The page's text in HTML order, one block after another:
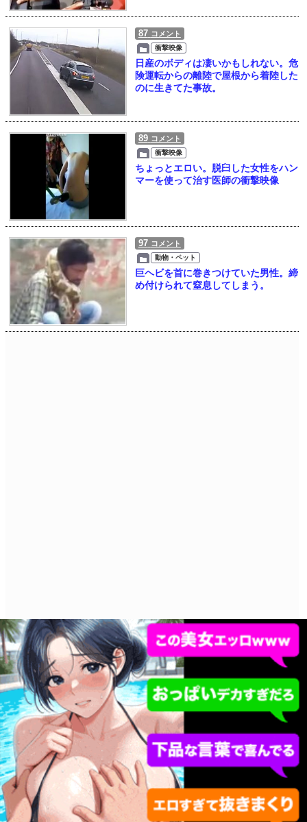
87 コメント
衝撃映像
日産のボディは凄いかもしれない。危
険運転からの離陸で屋根から着陸した
のに生きてた事故。
89 コメント
衝撃映像
ちょっとエロい。脱臼した女性をハン
マーを使って治す医師の衝撃映像
97 コメント
動物・ペット
巨ヘビを首に巻きつけていた男性。締
め付けられて窒息してしまう。